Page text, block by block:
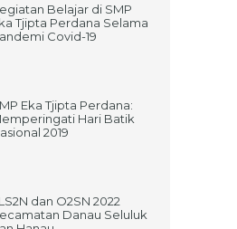
Belajar di SMP
Tjipta Perdana Selama
Covid-19
Eka Tjipta Perdana:
Hari Batik
2019
dan O2SN 2022
Danau Seluluk